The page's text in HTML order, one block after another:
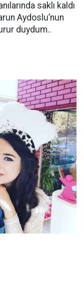
saklı kaldı
Aydoslu’nun
duydum..